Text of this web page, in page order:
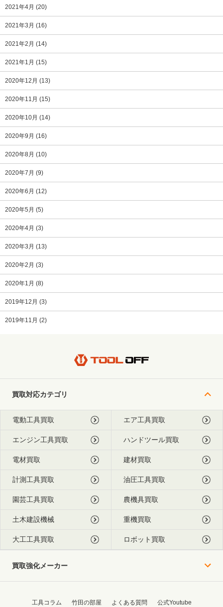
2021年4月 (20)
2021年3月 (16)
2021年2月 (14)
2021年1月 (15)
2020年12月 (13)
2020年11月 (15)
2020年10月 (14)
2020年9月 (16)
2020年8月 (10)
2020年7月 (9)
2020年6月 (12)
2020年5月 (5)
2020年4月 (3)
2020年3月 (13)
2020年2月 (3)
2020年1月 (8)
2019年12月 (3)
2019年11月 (2)
買取対応カテゴリ
電動工具買取 エア工具買取
エンジン工具買取 ハンドツール買取
電材買取 建材買取
計測工具買取 油圧工具買取
園芸工具買取 農機具買取
土木建設機械 重機買取
大工工具買取 ロボット買取
買取強化メーカー
工具コラム 竹田の部屋 よくある質問 公式Youtube